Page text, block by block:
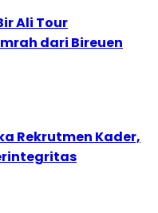
Ali Tour
dari Bireuen
Rekrutmen Kader,